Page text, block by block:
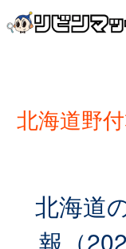
北海道野
北海道
報（